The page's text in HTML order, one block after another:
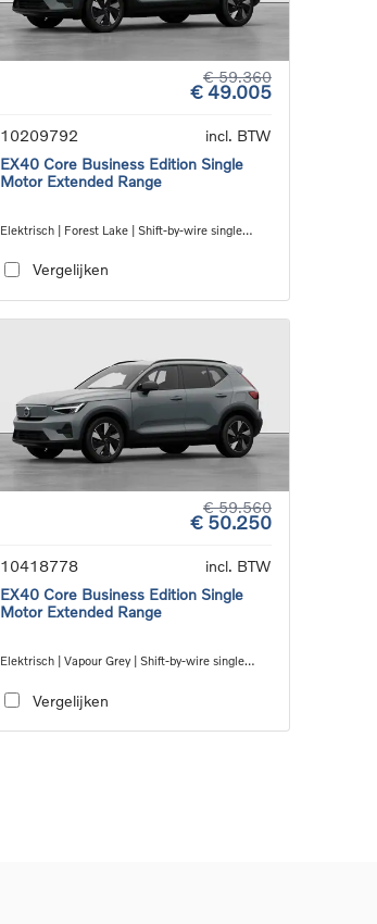
€ 59.360
€ 49.005
10209792
incl. BTW
EX40 Core Business Edition Single
Motor Extended Range
Elektrisch | Forest Lake | Shift-by-wire single
Vergelijken
€ 59.560
€ 50.250
10418778
incl. BTW
EX40 Core Business Edition Single
Motor Extended Range
Elektrisch | Vapour Grey | Shift-by-wire single
Vergelijken